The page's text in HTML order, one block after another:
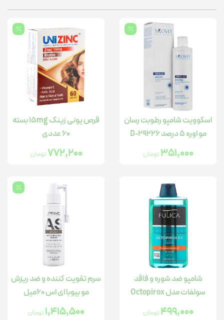
اسکوویت شامپو رطوبت رسان
مو اوره 5 درصد D-29226
351,000تومان
قرص یونی زینک 15mg بسته
60 عددی
772,200تومان
شامپو ضد شوره و فاقد
سولفات مدل Octopirox
حجم 400میل
499,000تومان
سرم تقویت کننده و ضد ریزش
مو بیوبا ای اس 60میل
1,415,500تومان